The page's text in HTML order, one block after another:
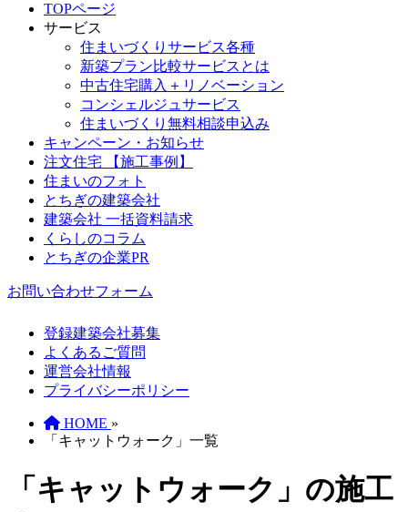
TOPページ
サービス
住まいづくりサービス各種
新築プラン比較サービスとは
中古住宅購入＋リノベーション
コンシェルジュサービス
住まいづくり無料相談申込み
キャンペーン・お知らせ
注文住宅 【施工事例】
住まいのフォト
とちぎの建築会社
建築会社 一括資料請求
くらしのコラム
とちぎの企業PR
お問い合わせフォーム
登録建築会社募集
よくあるご質問
運営会社情報
プライバシーポリシー
HOME »
「キャットウォーク」一覧
「キャットウォーク」の施工